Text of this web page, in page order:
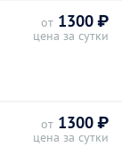
от 1300 ₽
цена за сутки
от 1300 ₽
цена за сутки